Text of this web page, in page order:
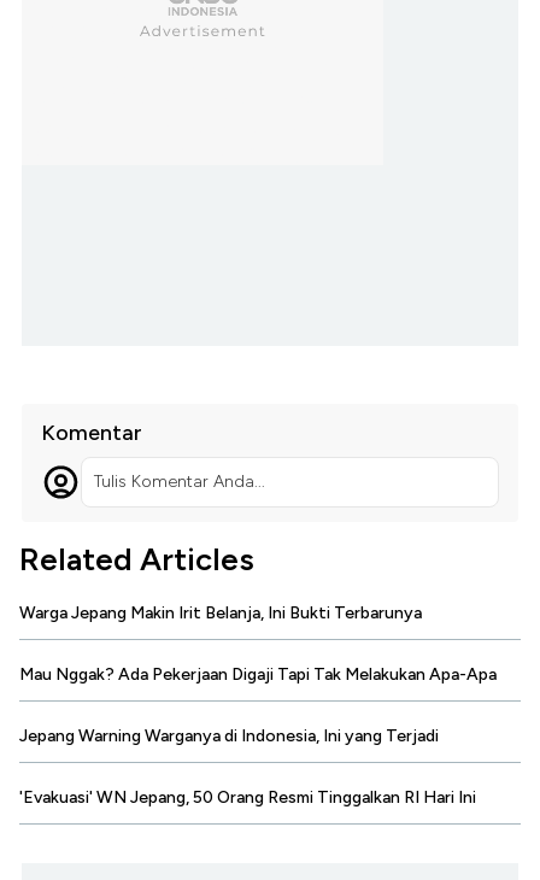
Komentar
Tulis Komentar Anda...
Related Articles
Warga Jepang Makin Irit Belanja, Ini Bukti Terbarunya
Mau Nggak? Ada Pekerjaan Digaji Tapi Tak Melakukan Apa-Apa
Jepang Warning Warganya di Indonesia, Ini yang Terjadi
'Evakuasi' WN Jepang, 50 Orang Resmi Tinggalkan RI Hari Ini